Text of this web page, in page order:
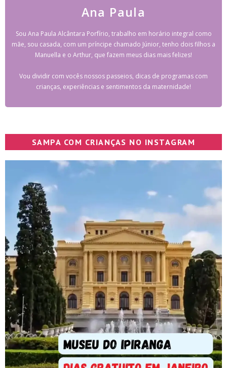
Ana Paula
Sou Ana Paula Alcântara Porfírio, trabalho em horário integral como
mãe, sou casada, com um príncipe chamado Júnior, tenho dois filhos a
Manuella e o Arthur, que fazem meus dias mais felizes!
Vou dividir com vocês nossos passeios, dicas de programas com
crianças, experiências e sentimentos da maternidade!
SAMPA COM CRIANÇAS NO INSTAGRAM